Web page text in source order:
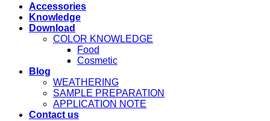
Accessories
Knowledge
Download
COLOR KNOWLEDGE
Food
Cosmetic
Blog
WEATHERING
SAMPLE PREPARATION
APPLICATION NOTE
Contact us